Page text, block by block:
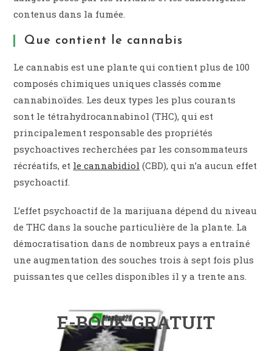
contenus dans la fumée.
Que contient le cannabis
Le cannabis est une plante qui contient plus de 100
composés chimiques uniques classés comme
cannabinoïdes. Les deux types les plus courants
sont le tétrahydrocannabinol (THC), qui est
principalement responsable des propriétés
psychoactives recherchées par les consommateurs
récréatifs, et le cannabidiol (CBD), qui n’a aucun effet
psychoactif.
L’effet psychoactif de la marijuana dépend du niveau
de THC dans la souche particulière de la plante. La
démocratisation dans de nombreux pays a entraîné
une augmentation des souches trois à sept fois plus
puissantes que celles disponibles il y a trente ans.
E-BOOK GRATUIT